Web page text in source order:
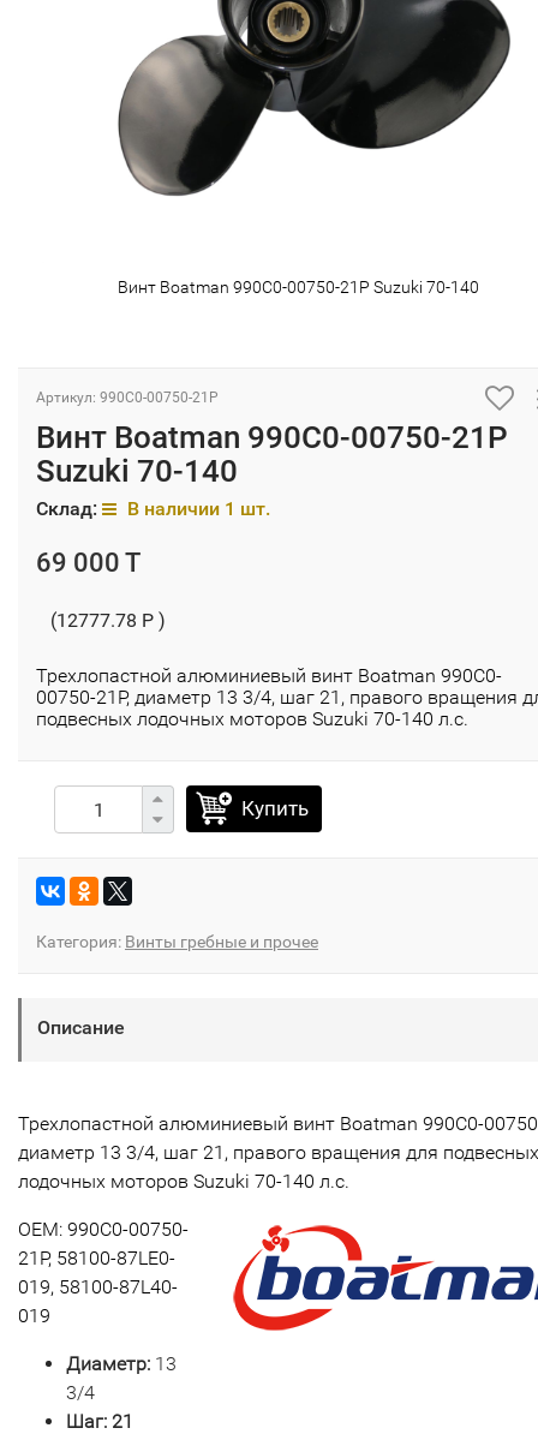
Винт Boatman 990C0-00750-21P Suzuki 70-140
Артикул: 990C0-00750-21P
Винт Boatman 990C0-00750-21P
Suzuki 70-140
Склад: В наличии 1 шт.
69 000 T
(12777.78 P )
Трехлопастной алюминиевый винт Boatman 990C0-
00750-21P​, диаметр 13 3/4, шаг 21, правого вращения
подвесных лодочных моторов Suzuki 70-140 л.с.
Купить
Категория: Винты гребные и прочее
Описание
Трехлопастной алюминиевый винт Boatman 990C0-
диаметр 13 3/4, шаг 21, правого вращения для подвесных
лодочных моторов Suzuki 70-140 л.с.
OEM: 990C0-00750-
21P, 58100-87LE0-
019, 58100-87L40-
019
Диаметр: 13
3/4
Шаг: 21